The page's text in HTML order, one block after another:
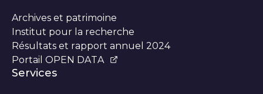
Archives et patrimoine
Institut pour la recherche
Résultats et rapport annuel 2024
Portail OPEN DATA
Services